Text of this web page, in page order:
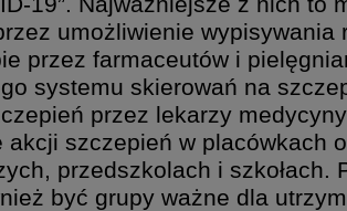
umożliwienie wypisywania
przez farmaceutów i
systemu skierowań na
przez lekarzy
akcji szczepień w placówkach
przedszkolach i szkołach.
być grupy ważne dla